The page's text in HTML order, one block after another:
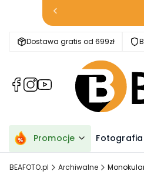
Dostawa gratis od 699zł
(Otwiera
karcie)
(Otwiera
karcie)
(Otwiera
karcie)
Promocje Fotografia
BEAFOTO.pl Archiwalne